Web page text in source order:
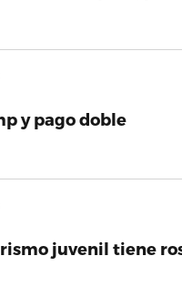
y pago doble
juvenil tiene